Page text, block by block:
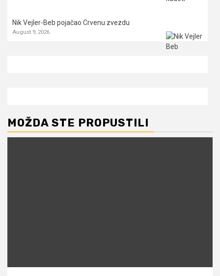
Nik Vejler-Beb pojačao Crvenu zvezdu
August 9, 2026
MOŽDA STE PROPUSTILI